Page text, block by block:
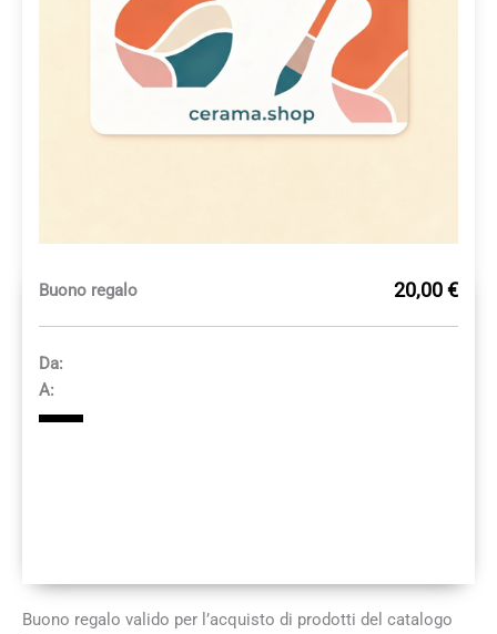
Buono regalo 20,00 €
Da:
A:
Buono regalo valido per l’acquisto di prodotti del catalogo